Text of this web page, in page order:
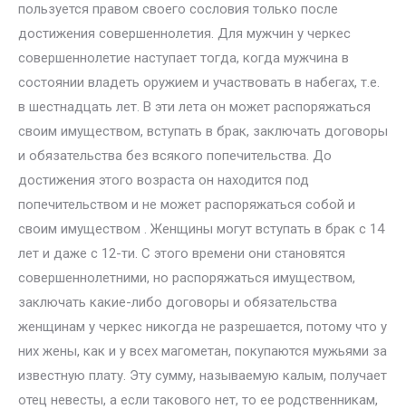
пользуется правом своего сословия только после
достижения совершеннолетия. Для мужчин у черкес
совершеннолетие наступает тогда, когда мужчина в
состоянии владеть оружием и участвовать в набегах, т.е.
в шестнадцать лет. В эти лета он может распоряжаться
своим имуществом, вступать в брак, заключать договоры
и обязательства без всякого попечительства. До
достижения этого возраста он находится под
попечительством и не может распоряжаться собой и
своим имуществом . Женщины могут вступать в брак с 14
лет и даже с 12-ти. С этого времени они становятся
совершеннолетними, но распоряжаться имуществом,
заключать какие-либо договоры и обязательства
женщинам у черкес никогда не разрешается, потому что у
них жены, как и у всех магометан, покупаются мужьями за
известную плату. Эту сумму, называемую калым, получает
отец невесты, а если такового нет, то ее родственникам,